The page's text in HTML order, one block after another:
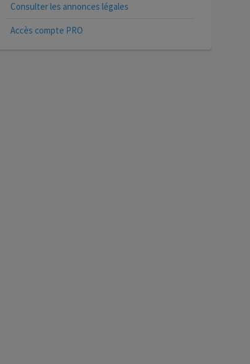
Consulter les annonces légales
Accès compte PRO